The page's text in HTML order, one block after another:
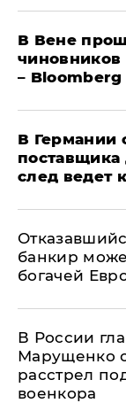
В Вене
– Bloomberg
​В Германии
след ведет
банкир
богачей
В России
Марущенко
расстрел
военкора